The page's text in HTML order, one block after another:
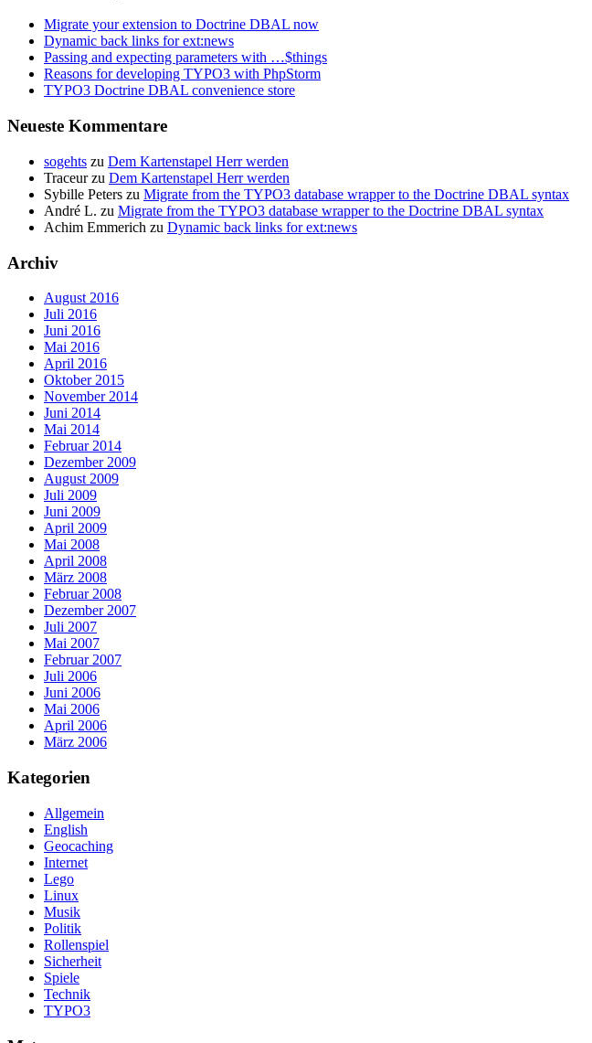
Migrate your extension to Doctrine DBAL now
Dynamic back links for ext:news
Passing and expecting parameters with …$things
Reasons for developing TYPO3 with PhpStorm
TYPO3 Doctrine DBAL convenience store
Neueste Kommentare
sogehts zu Dem Kartenstapel Herr werden
Traceurzu Dem Kartenstapel Herr werden
Sybille Peters zu Migrate from the TYPO3 database wrapper to the Doctrine DBAL syntax
André L. zu Migrate from the TYPO3 database wrapper to the Doctrine DBAL syntax
Achim Emmerich zu Dynamic back links for ext:news
Archiv
August 2016
Juli 2016
Juni 2016
Mai 2016
April 2016
Oktober 2015
November 2014
Juni 2014
Mai 2014
Februar 2014
Dezember 2009
August 2009
Juli 2009
Juni 2009
April 2009
Mai 2008
April 2008
März 2008
Februar 2008
Dezember 2007
Juli 2007
Mai 2007
Februar 2007
Juli 2006
Juni 2006
Mai 2006
April 2006
März 2006
Kategorien
Allgemein
English
Geocaching
Internet
Lego
Linux
Musik
Politik
Rollenspiel
Sicherheit
Spiele
Technik
TYPO3